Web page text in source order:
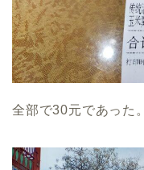
全部で30元であった。